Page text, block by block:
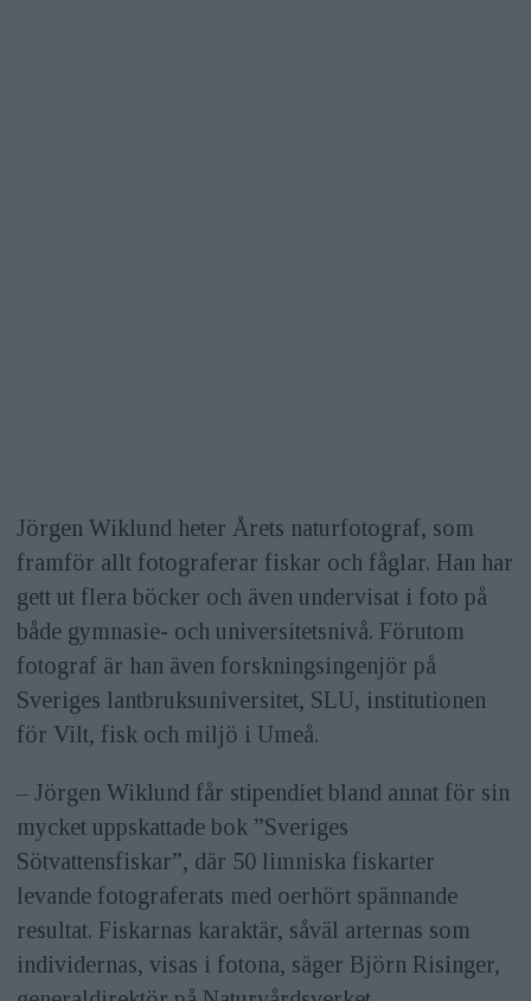
Jörgen Wiklund heter Årets naturfotograf, som
framför allt fotograferar fiskar och fåglar. Han har
gett ut flera böcker och även undervisat i foto på
både gymnasie- och universitetsnivå. Förutom
fotograf är han även forskningsingenjör på
Sveriges lantbruksuniversitet, SLU, institutionen
för Vilt, fisk och miljö i Umeå.
– Jörgen Wiklund får stipendiet bland annat för sin
mycket uppskattade bok ”Sveriges
Sötvattensfiskar”, där 50 limniska fiskarter
levande fotograferats med oerhört spännande
resultat. Fiskarnas karaktär, såväl arternas som
individernas, visas i fotona, säger Björn Risinger,